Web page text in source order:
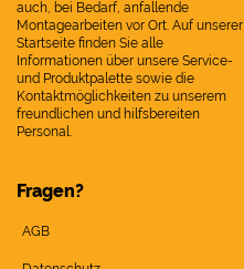
auch, bei Bedarf, anfallende
Montagearbeiten vor Ort. Auf unserer
Startseite finden Sie alle
Informationen über unsere Service-
und Produktpalette sowie die
Kontaktmöglichkeiten zu unserem
freundlichen und hilfsbereiten
Personal.
Fragen?
AGB